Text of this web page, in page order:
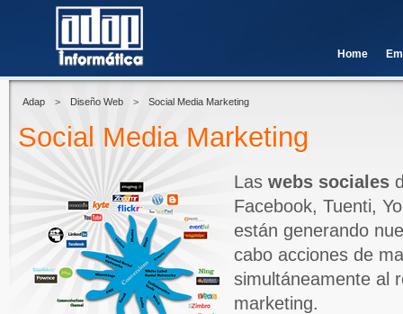
Home
Adap > Diseño Web > Social Media Marketing
Social Media Marketing
Las webs sociales
Facebook, Tuenti,
están generando
cabo acciones de
simultáneamente al
marketing.